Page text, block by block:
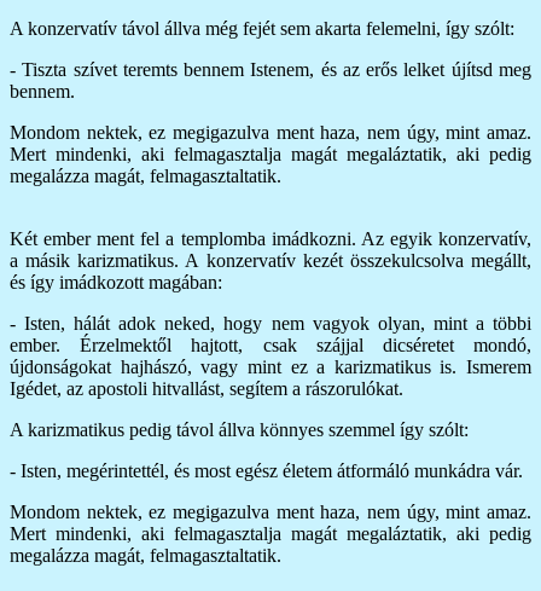
A konzervatív távol állva még fejét sem akarta felemelni, így szólt:
- Tiszta szívet teremts bennem Istenem, és az erős lelket újítsd meg
bennem.
Mondom nektek, ez megigazulva ment haza, nem úgy, mint amaz.
Mert mindenki, aki felmagasztalja magát megaláztatik, aki pedig
megalázza magát, felmagasztaltatik.
Két ember ment fel a templomba imádkozni. Az egyik konzervatív,
a másik karizmatikus. A konzervatív kezét összekulcsolva megállt,
és így imádkozott magában:
- Isten, hálát adok neked, hogy nem vagyok olyan, mint a többi
ember. Érzelmektől hajtott, csak szájjal dicséretet mondó,
újdonságokat hajhászó, vagy mint ez a karizmatikus is. Ismerem
Igédet, az apostoli hitvallást, segítem a rászorulókat.
A karizmatikus pedig távol állva könnyes szemmel így szólt:
- Isten, megérintettél, és most egész életem átformáló munkádra vár.
Mondom nektek, ez megigazulva ment haza, nem úgy, mint amaz.
Mert mindenki, aki felmagasztalja magát megaláztatik, aki pedig
megalázza magát, felmagasztaltatik.